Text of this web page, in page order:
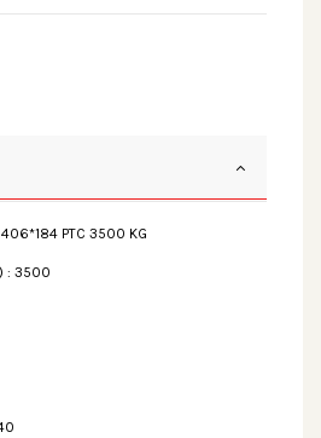
PTC 3500 KG
: 3500